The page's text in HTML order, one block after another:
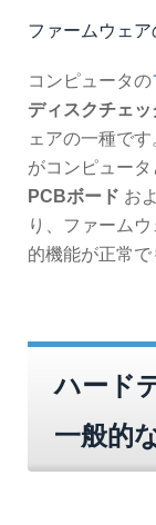
ファームウェア
コンピュータの
ディスクチェッ
ェアの一種で
がコンピュータ
PCBボード お
り、ファーム
的機能が正常で
ハード
一般的